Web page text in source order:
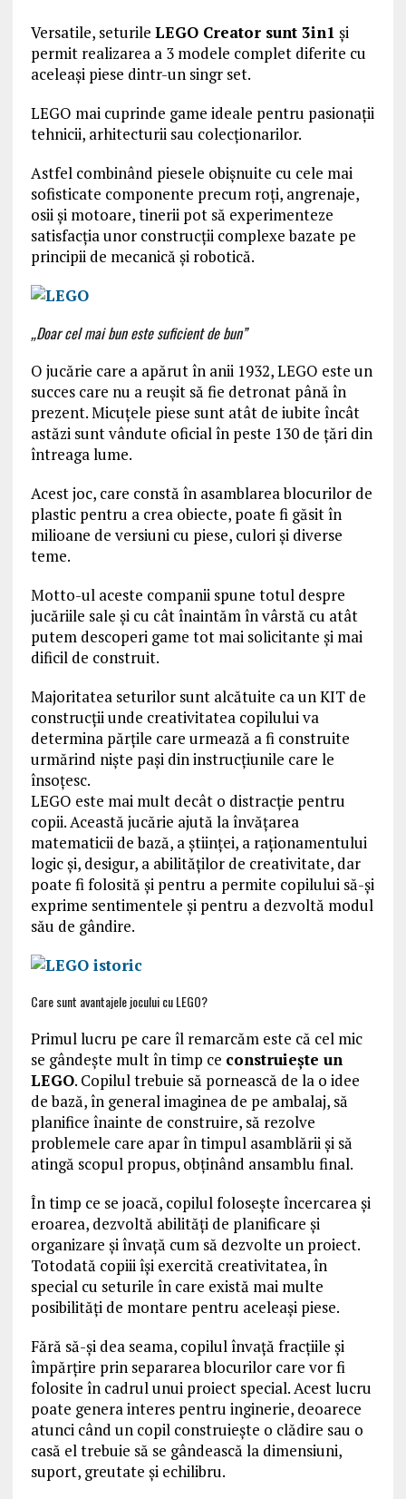
Versatile, seturile LEGO Creator sunt 3in1 și
permit realizarea a 3 modele complet diferite cu
aceleași piese dintr-un singr set.
LEGO mai cuprinde game ideale pentru pasionații
tehnicii, arhitecturii sau colecționarilor.
Astfel combinând piesele obișnuite cu cele mai
sofisticate componente precum roți, angrenaje,
osii și motoare, tinerii pot să experimenteze
satisfacția unor construcții complexe bazate pe
principii de mecanică și robotică.
„Doar cel mai bun este suficient de bun”
O jucărie care a apărut în anii 1932, LEGO este un
succes care nu a reușit să fie detronat până în
prezent. Micuțele piese sunt atât de iubite încât
astăzi sunt vândute oficial în peste 130 de țări din
întreaga lume.
Acest joc, care constă în asamblarea blocurilor de
plastic pentru a crea obiecte, poate fi găsit în
milioane de versiuni cu piese, culori și diverse
teme.
Motto-ul aceste companii spune totul despre
jucăriile sale și cu cât înaintăm în vârstă cu atât
putem descoperi game tot mai solicitante și mai
dificil de construit.
Majoritatea seturilor sunt alcătuite ca un KIT de
construcții unde creativitatea copilului va
determina părțile care urmează a fi construite
urmărind niște pași din instrucțiunile care le
însoțesc.
LEGO este mai mult decât o distracție pentru
copii. Această jucărie ajută la învățarea
matematicii de bază, a științei, a raționamentului
logic și, desigur, a abilităților de creativitate, dar
poate fi folosită și pentru a permite copilului să-și
exprime sentimentele și pentru a dezvoltă modul
său de gândire.
Care sunt avantajele jocului cu LEGO?
Primul lucru pe care îl remarcăm este că cel mic
se gândește mult în timp ce construiește un
LEGO. Copilul trebuie să pornească de la o idee
de bază, în general imaginea de pe ambalaj, să
planifice înainte de construire, să rezolve
problemele care apar în timpul asamblării și să
atingă scopul propus, obținând ansamblu final.
În timp ce se joacă, copilul folosește încercarea și
eroarea, dezvoltă abilități de planificare și
organizare și învață cum să dezvolte un proiect.
Totodată copiii își exercită creativitatea, în
special cu seturile în care există mai multe
posibilități de montare pentru aceleași piese.
Fără să-și dea seama, copilul învață fracțiile și
împărțire prin separarea blocurilor care vor fi
folosite în cadrul unui proiect special. Acest lucru
poate genera interes pentru inginerie, deoarece
atunci când un copil construiește o clădire sau o
casă el trebuie să se gândească la dimensiuni,
suport, greutate și echilibru.